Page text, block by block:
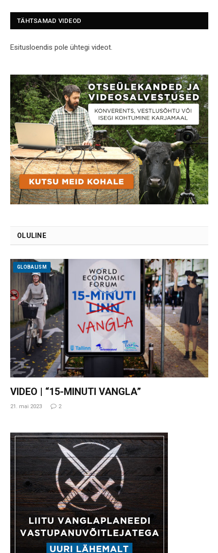
TÄHTSAMAD VIDEOD
Esitusloendis pole ühtegi videot.
OLULINE
GLOBALISM
VIDEO | “15-MINUTI VANGLA”
21. mai 2023 2